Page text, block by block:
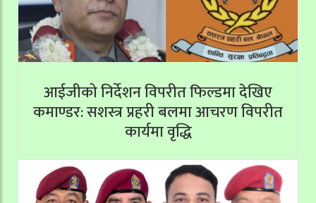
आईजीको निर्देशन विपरीत फिल्डमा देखिए
कमाण्डर: सशस्त्र प्रहरी बलमा आचरण विपरीत
कार्यमा वृद्धि